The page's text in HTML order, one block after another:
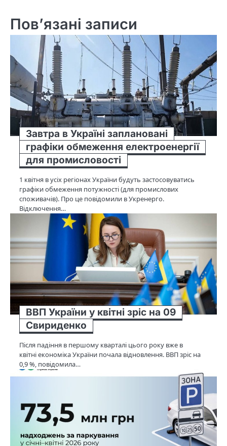
Пов’язані записи
Завтра в Україні заплановані
графіки обмеження електроенергії
для промисловості
1 квітня в усіх регіонах України будуть застосовуватись
графіки обмеження потужності (для промислових
споживачів). Про це повідомили в Укренерго.
Відключення…
ВВП України у квітні зріс на 09
Свириденко
Після падіння в першому кварталі цього року вже в
квітні економіка України почала відновлення. ВВП зріс на
0,9 %, повідомила…